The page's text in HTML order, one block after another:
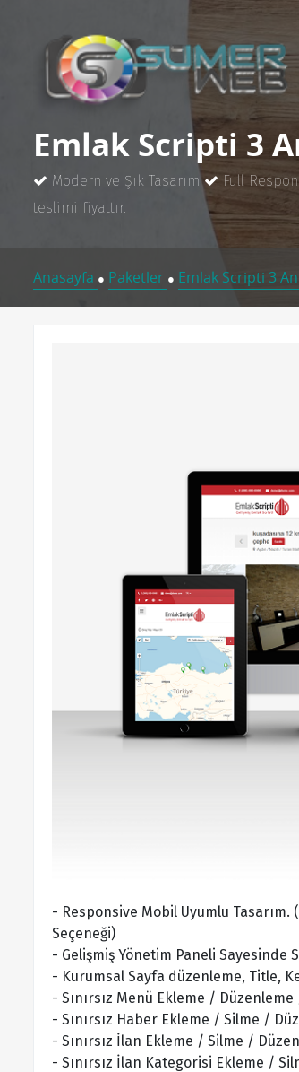
Emlak Scripti 3
Modern ve Şık Tasarım Full
teslimi fiyattır.
Anasayfa ● Paketler ● Emlak Scripti 3
- Responsive Mobil Uyumlu Tasarım.
Seçeneği)
- Gelişmiş Yönetim Paneli Sayesinde
- Kurumsal Sayfa düzenleme, Title,
- Sınırsız Menü Ekleme /
- Sınırsız Haber Ekleme / Silme /
- Sınırsız İlan Ekleme / Silme /
- Sınırsız İlan Kategorisi Ekleme /